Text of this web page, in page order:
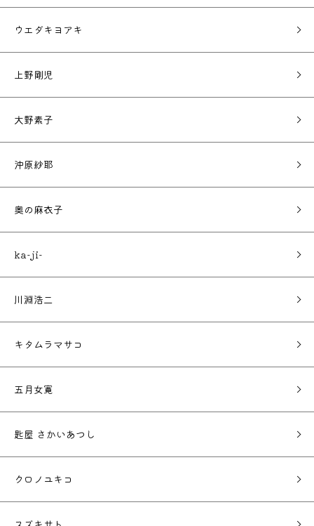
ウエダキヨアキ
上野剛児
大野素子
沖原紗耶
奥の麻衣子
ka-ji-
川淵浩二
キタムラマサコ
五月女寛
匙屋 さかいあつし
クロノユキコ